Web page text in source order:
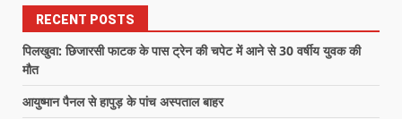
RECENT POSTS
पिलखुवा: छिजारसी फाटक के पास ट्रेन की चपेट में आने से 30 वर्षीय युवक की
मौत
आयुष्मान पैनल से हापुड़ के पांच अस्पताल बाहर